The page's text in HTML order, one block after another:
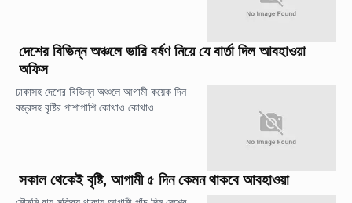
দেশের বিভিন্ন অঞ্চলে ভারি বর্ষণ নিয়ে যে বার্তা দিল আবহাওয়া
অফিস
ঢাকাসহ দেশের বিভিন্ন অঞ্চলে আগামী কয়েক দিন
বজ্রসহ বৃষ্টির পাশাপাশি কোথাও কোথাও...
সকাল থেকেই বৃষ্টি, আগামী ৫ দিন কেমন থাকবে আবহাওয়া